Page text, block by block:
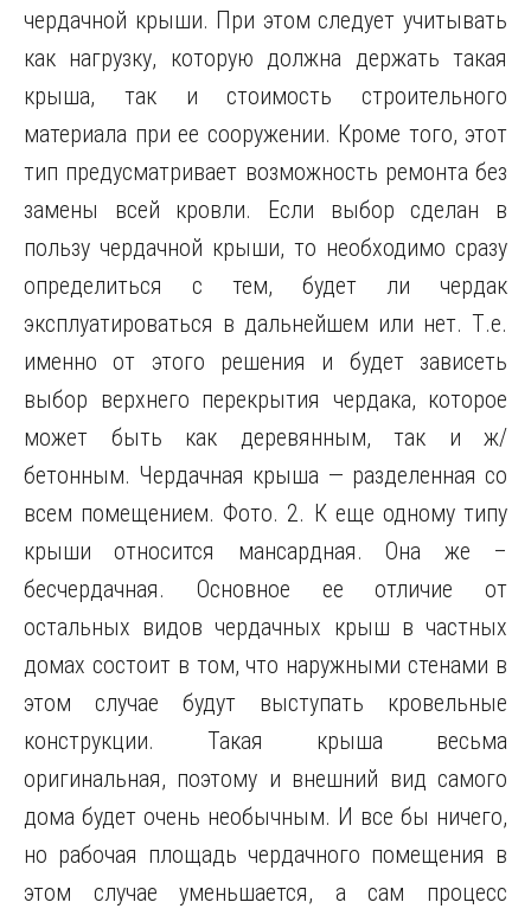
чердачной крыши. При этом следует учитывать
как нагрузку, которую должна держать такая
крыша, так и стоимость строительного
материала при ее сооружении. Кроме того, этот
тип предусматривает возможность ремонта без
замены всей кровли. Если выбор сделан в
пользу чердачной крыши, то необходимо сразу
определиться с тем, будет ли чердак
эксплуатироваться в дальнейшем или нет. Т.е.
именно от этого решения и будет зависеть
выбор верхнего перекрытия чердака, которое
может быть как деревянным, так и ж/
бетонным. Чердачная крыша — разделенная со
всем помещением. Фото. 2. К еще одному типу
крыши относится мансардная. Она же –
бесчердачная. Основное ее отличие от
остальных видов чердачных крыш в частных
домах состоит в том, что наружными стенами в
этом случае будут выступать кровельные
конструкции. Такая крыша весьма
оригинальная, поэтому и внешний вид самого
дома будет очень необычным. И все бы ничего,
но рабочая площадь чердачного помещения в
этом случае уменьшается, а сам процесс